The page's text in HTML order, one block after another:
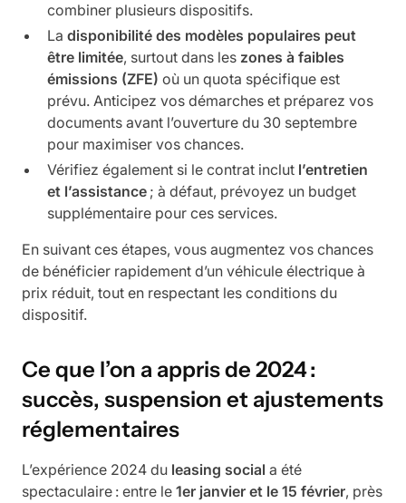
combiner plusieurs dispositifs.
La disponibilité des modèles populaires peut
être limitée, surtout dans les zones à faibles
émissions (ZFE) où un quota spécifique est
prévu. Anticipez vos démarches et préparez vos
documents avant l’ouverture du 30 septembre
pour maximiser vos chances.
Vérifiez également si le contrat inclut l’entretien
et l’assistance ; à défaut, prévoyez un budget
supplémentaire pour ces services.
En suivant ces étapes, vous augmentez vos chances
de bénéficier rapidement d’un véhicule électrique à
prix réduit, tout en respectant les conditions du
dispositif.
Ce que l’on a appris de 2024 :
succès, suspension et ajustements
réglementaires
L’expérience 2024 du leasing social a été
spectaculaire : entre le 1er janvier et le 15 février, près